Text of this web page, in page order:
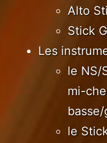
Alto
Stick
Les
le NS/
mi-
le